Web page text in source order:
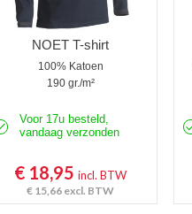
NOET T-shirt
100% Katoen
190 gr./m²
Voor 17u besteld,
vandaag verzonden
€ 18,95incl. BTW
€ 15,66 excl. BTW